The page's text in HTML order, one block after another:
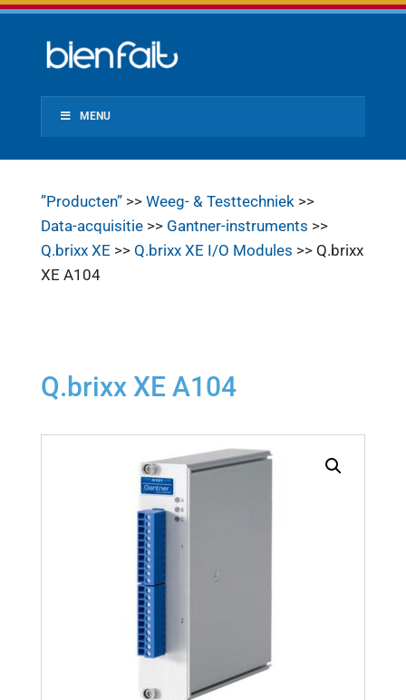
MENU
”Producten”>> Weeg- & Testtechniek>>
Data-acquisitie>> Gantner-instruments >>
Q.brixx XE >> Q.brixx XE I/O Modules >> Q.brixx
XE A104
Q.brixx XE A104